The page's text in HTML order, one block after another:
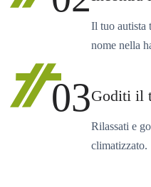
Il tuo autista
nome nella
03Goditi il
Rilassati e
climatizzato.